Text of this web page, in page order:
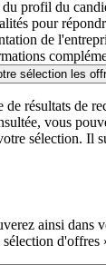
profil du
pour
de
sélection les
de résultats de
vous
sélection. Il
ainsi dans
d'offres